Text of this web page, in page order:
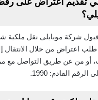
شركة موبايلي نقل ملكية
اعتراض من خلال الانتقال
أو من عن طريق التواصل مع
القادم: 1990.